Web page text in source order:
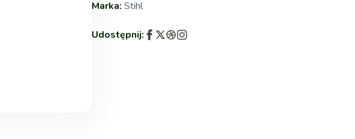
Marka: Stihl
Udostępnij: